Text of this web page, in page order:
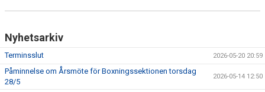
Nyhetsarkiv
Terminsslut 2026-05-20 20:59
Påminnelse om Årsmöte för Boxningssektionen torsdag
28/5
2026-05-14 12:50